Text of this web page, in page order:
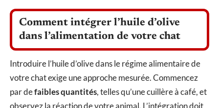
Comment intégrer l’huile d’olive
dans l’alimentation de votre chat
Introduire l’huile d’olive dans le régime alimentaire de
votre chat exige une approche mesurée. Commencez
par defaibles quantités, telles qu’une cuillère à café, et
observez la réaction de votre animal. L’intégration doit